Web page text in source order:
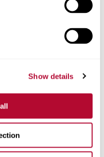
Show details
pivot